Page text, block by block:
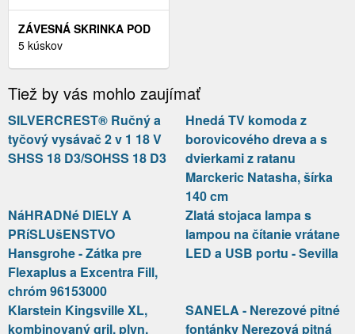
ZÁVESNÁ SKRINKA POD
UMÝVADLO NOVA S
COAST EVOKE
5 kúskov
Tiež by vás mohlo zaujímať
SILVERCREST® Ručný a
tyčový vysávač 2 v 1 18 V
SHSS 18 D3/SOHSS 18 D3
Hnedá TV komoda z
borovicového dreva a s
dvierkami z ratanu
Marckeric Natasha, šírka
140 cm
NáHRADNé DIELY A
PRíSLUšENSTVO
Hansgrohe - Zátka pre
Flexaplus a Excentra Fill,
chróm 96153000
Zlatá stojaca lampa s
lampou na čítanie vrátane
LED a USB portu - Sevilla
Klarstein Kingsville XL,
kombinovaný gril, plyn,
SANELA - Nerezové pitné
fontánky Nerezová pitná